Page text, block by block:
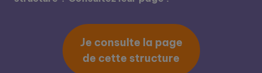
Je consulte la page
de cette structure